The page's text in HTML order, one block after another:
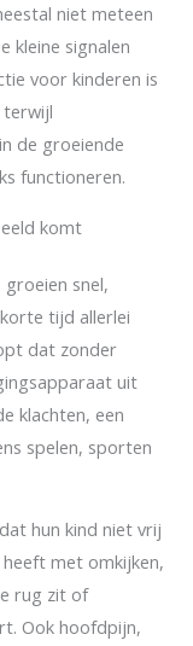
niet meteen
kleine signalen
voor kinderen is
terwijl
de groeiende
functioneren.
komt
snel,
tijd allerlei
dat zonder
uit
klachten, een
spelen, sporten
hun kind niet vrij
met omkijken,
rug zit of
Ook hoofdpijn,